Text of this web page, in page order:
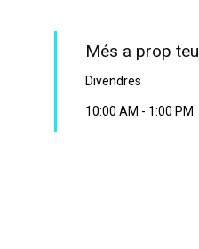
Més a prop teu
Divendres
10:00 AM - 1:00 PM